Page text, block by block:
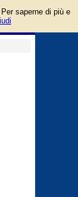
guida
saperne di più e